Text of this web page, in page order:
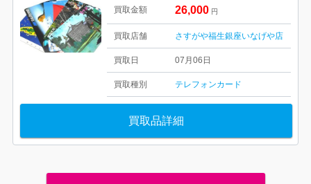
買取金額 26,000 円
買取店舗 さすがや福生銀座いなげや店
買取日 07月06日
買取種別 テレフォンカード
買取品詳細